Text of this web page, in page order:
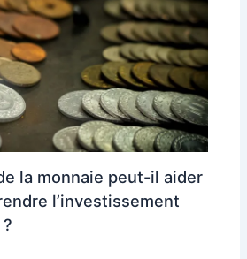
la monnaie peut-il aider
l’investissement